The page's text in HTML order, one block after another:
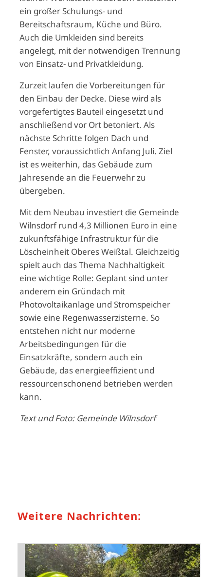
ein großer Schulungs- und
Bereitschaftsraum, Küche und Büro.
Auch die Umkleiden sind bereits
angelegt, mit der notwendigen Trennung
von Einsatz- und Privatkleidung.
Zurzeit laufen die Vorbereitungen für
den Einbau der Decke. Diese wird als
vorgefertigtes Bauteil eingesetzt und
anschließend vor Ort betoniert. Als
nächste Schritte folgen Dach und
Fenster, voraussichtlich Anfang Juli. Ziel
ist es weiterhin, das Gebäude zum
Jahresende an die Feuerwehr zu
übergeben.
Mit dem Neubau investiert die Gemeinde
Wilnsdorf rund 4,3 Millionen Euro in eine
zukunftsfähige Infrastruktur für die
Löscheinheit Oberes Weißtal. Gleichzeitig
spielt auch das Thema Nachhaltigkeit
eine wichtige Rolle: Geplant sind unter
anderem ein Gründach mit
Photovoltaikanlage und Stromspeicher
sowie eine Regenwasserzisterne. So
entstehen nicht nur moderne
Arbeitsbedingungen für die
Einsatzkräfte, sondern auch ein
Gebäude, das energieeffizient und
ressourcenschonend betrieben werden
kann.
Text und Foto: Gemeinde Wilnsdorf
Weitere Nachrichten: